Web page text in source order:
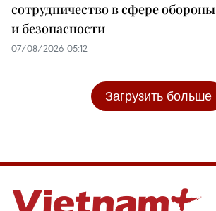
сотрудничество в сфере обороны
и безопасности
07/08/2026 05:12
Загрузить больше